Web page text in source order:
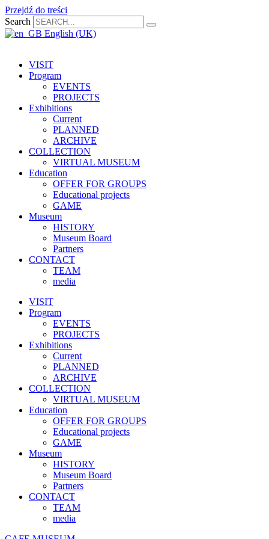
Przejdź do treści
Search
English (UK)
VISIT
Program
EVENTS
PROJECTS
Exhibitions
Current
PLANNED
ARCHIVE
COLLECTION
VIRTUAL MUSEUM
Education
OFFER FOR GROUPS
Educational projects
GAME
Museum
HISTORY
Museum Board
Partners
CONTACT
TEAM
media
VISIT
Program
EVENTS
PROJECTS
Exhibitions
Current
PLANNED
ARCHIVE
COLLECTION
VIRTUAL MUSEUM
Education
OFFER FOR GROUPS
Educational projects
GAME
Museum
HISTORY
Museum Board
Partners
CONTACT
TEAM
media